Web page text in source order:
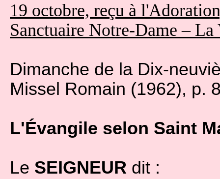
19 octobre, reçu à
Sanctuaire Notre-Dame – La
Dimanche de la Dix-
Missel Romain (1962), p.
L'Évangile selon Saint
Le SEIGNEUR dit :